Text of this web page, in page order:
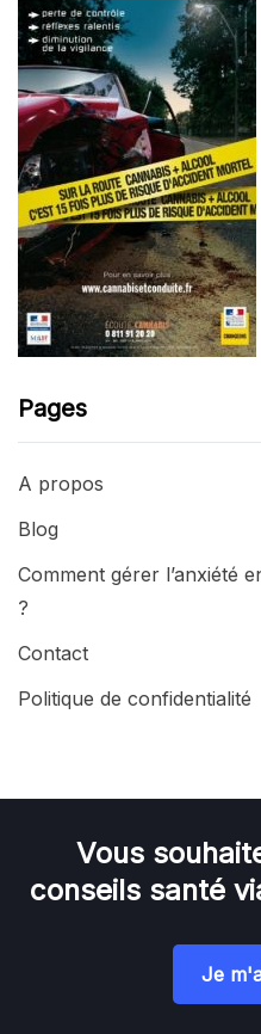
Pages
A propos
Blog
Comment gérer l’anxiété
?
Contact
Politique de confidentialité
Vous
conseils santé
Je